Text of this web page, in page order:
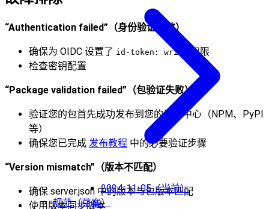
2024-11-05（当前）
规范（草案）
“Authentication failed”（身份验证失败）
确保为 OIDC 设置了 id-token: write
权限
检查密钥配置
“Package validation failed”（包验证失败）
验证您的包首先成功发布到您的注册中心（NPM、PyPI
等）
确保您已完成 发布教程 中的必要验证步骤
“Version mismatch”（版本不匹配）
确保 server.json 中的版本与包版本匹配
使用版本同步脚本